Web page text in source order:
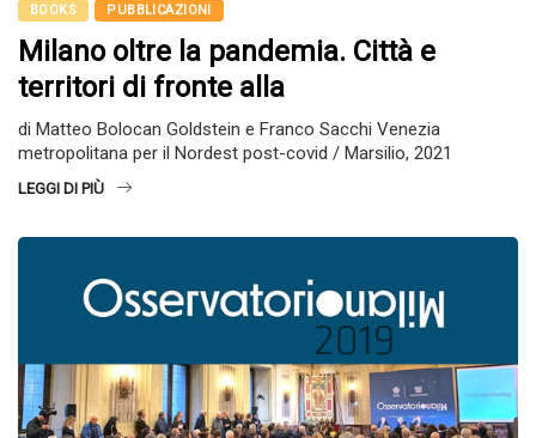
BOOKS PUBBLICAZIONI
Milano oltre la pandemia. Città e
territori di fronte alla
di Matteo Bolocan Goldstein e Franco Sacchi Venezia
metropolitana per il Nordest post-covid / Marsilio, 2021
LEGGI DI PIÙ